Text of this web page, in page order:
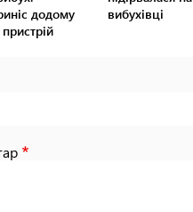
додому
вибухівці